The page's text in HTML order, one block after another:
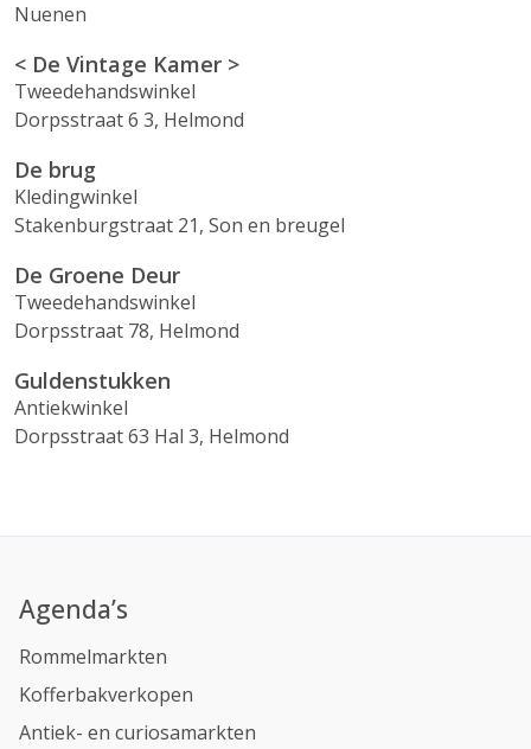
Nuenen
< De Vintage Kamer >
Tweedehandswinkel
Dorpsstraat 6 3, Helmond
De brug
Kledingwinkel
Stakenburgstraat 21, Son en breugel
De Groene Deur
Tweedehandswinkel
Dorpsstraat 78, Helmond
Guldenstukken
Antiekwinkel
Dorpsstraat 63 Hal 3, Helmond
Agenda’s
Rommelmarkten
Kofferbakverkopen
Antiek- en curiosamarkten